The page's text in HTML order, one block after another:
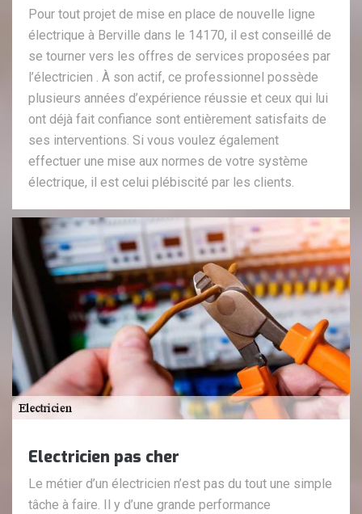
Pour tout projet de mise en place de nouvelle ligne
électrique à Berville dans le 14170, il est conseillé de
se tourner vers les offres de services proposées par
l’électricien . À son actif, ce professionnel possède
plusieurs années d’expérience réussie et ceux qui lui
ont déjà fait confiance sont entièrement satisfaits de
ses interventions. Si vous voulez également
effectuer une mise aux normes de votre système
électrique, il est celui plébiscité par les clients.
Electricien pas cher
Le métier d’un électricien n’est pas du tout une simple
tâche à faire. Il y d’une grande performance